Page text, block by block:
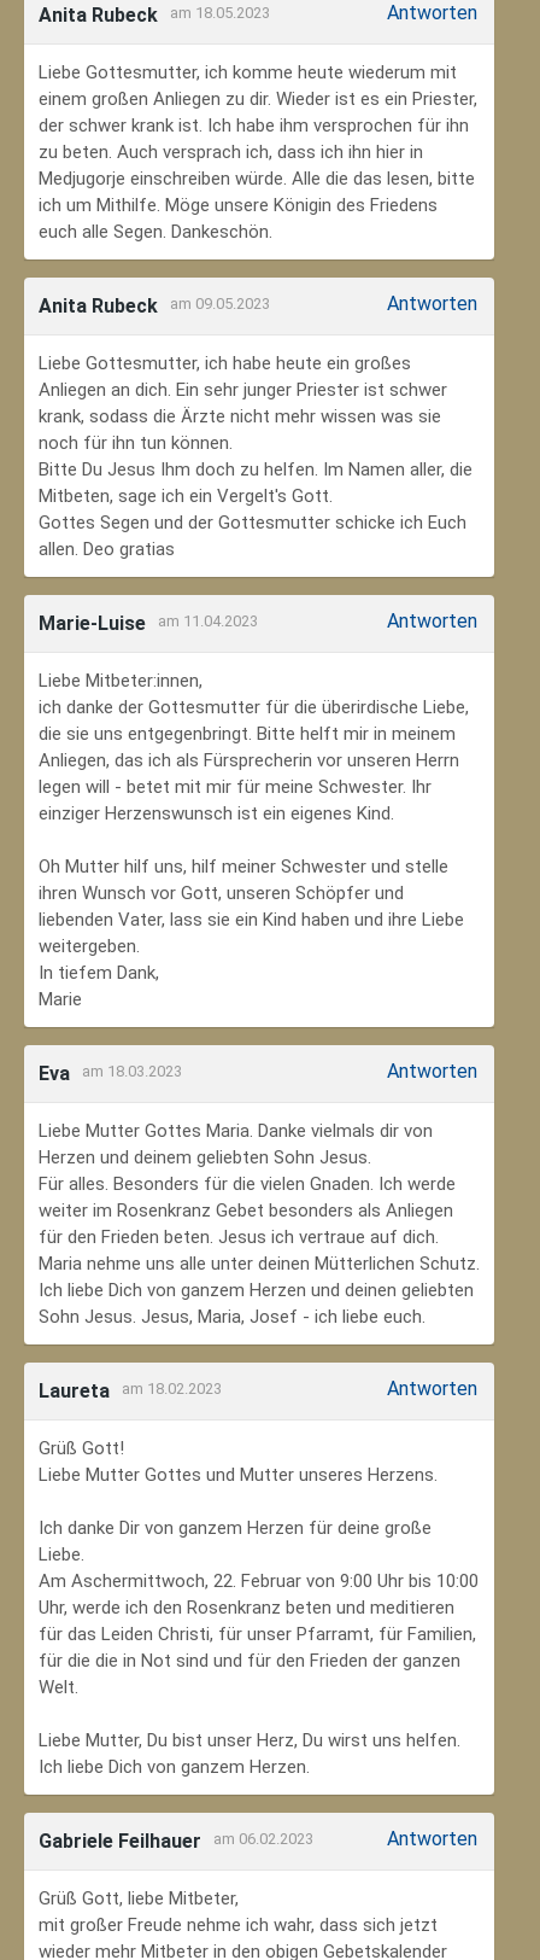
Anita Rubeck am 18.05.2023 Antworten
Liebe Gottesmutter, ich komme heute wiederum mit
einem großen Anliegen zu dir. Wieder ist es ein Priester,
der schwer krank ist. Ich habe ihm versprochen für ihn
zu beten. Auch versprach ich, dass ich ihn hier in
Medjugorje einschreiben würde. Alle die das lesen, bitte
ich um Mithilfe. Möge unsere Königin des Friedens
euch alle Segen. Dankeschön.
Anita Rubeck am 09.05.2023 Antworten
Liebe Gottesmutter, ich habe heute ein großes
Anliegen an dich. Ein sehr junger Priester ist schwer
krank, sodass die Ärzte nicht mehr wissen was sie
noch für ihn tun können.
Bitte Du Jesus Ihm doch zu helfen. Im Namen aller, die
Mitbeten, sage ich ein Vergelt's Gott.
Gottes Segen und der Gottesmutter schicke ich Euch
allen. Deo gratias
Marie-Luise am 11.04.2023 Antworten
Liebe Mitbeter:innen,
ich danke der Gottesmutter für die überirdische Liebe,
die sie uns entgegenbringt. Bitte helft mir in meinem
Anliegen, das ich als Fürsprecherin vor unseren Herrn
legen will - betet mit mir für meine Schwester. Ihr
einziger Herzenswunsch ist ein eigenes Kind.
Oh Mutter hilf uns, hilf meiner Schwester und stelle
ihren Wunsch vor Gott, unseren Schöpfer und
liebenden Vater, lass sie ein Kind haben und ihre Liebe
weitergeben.
In tiefem Dank,
Marie
Eva am 18.03.2023 Antworten
Liebe Mutter Gottes Maria. Danke vielmals dir von
Herzen und deinem geliebten Sohn Jesus.
Für alles. Besonders für die vielen Gnaden. Ich werde
weiter im Rosenkranz Gebet besonders als Anliegen
für den Frieden beten. Jesus ich vertraue auf dich.
Maria nehme uns alle unter deinen Mütterlichen Schutz.
Ich liebe Dich von ganzem Herzen und deinen geliebten
Sohn Jesus. Jesus, Maria, Josef - ich liebe euch.
Laureta am 18.02.2023 Antworten
Grüß Gott!
Liebe Mutter Gottes und Mutter unseres Herzens.
Ich danke Dir von ganzem Herzen für deine große
Liebe.
Am Aschermittwoch, 22. Februar von 9:00 Uhr bis 10:00
Uhr, werde ich den Rosenkranz beten und meditieren
für das Leiden Christi, für unser Pfarramt, für Familien,
für die die in Not sind und für den Frieden der ganzen
Welt.
Liebe Mutter, Du bist unser Herz, Du wirst uns helfen.
Ich liebe Dich von ganzem Herzen.
Gabriele Feilhauer am 06.02.2023 Antworten
Grüß Gott, liebe Mitbeter,
mit großer Freude nehme ich wahr, dass sich jetzt
wieder mehr Mitbeter in den obigen Gebetskalender